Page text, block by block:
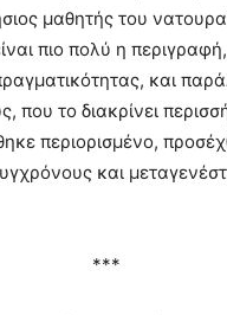
μαθητής του
πιο πολύ η
και
που το διακρίνει
περιορισμένο,
και
***